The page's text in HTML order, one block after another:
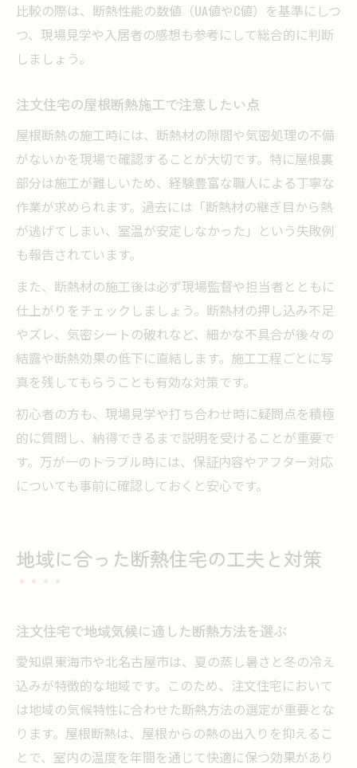
比較の際は、断熱性能の数値（UA値やC値）を基準にしつ
つ、現場見学や入居者の感想も参考にして総合的に判断
しましょう。
注文住宅の屋根断熱施工で注意したい点
屋根断熱の施工時には、断熱材の隙間や気密処理の不備
がないかを現場で確認することが大切です。特に屋根裏
部分は施工が難しいため、経験豊富な職人による丁寧な
作業が求められます。過去には「断熱材の継ぎ目から熱
が逃げてしまい、室温が安定しなかった」という失敗例
も報告されています。
また、断熱材の施工後は必ず現場監督や担当者とともに
仕上がりをチェックしましょう。断熱材の押し込み不足
やズレ、気密シートの破れなど、細かな不具合が後々の
結露や断熱効果の低下に直結します。施工工程ごとに写
真を残してもらうことも有効な対策です。
初心者の方も、現場見学や打ち合わせ時に疑問点を積極
的に質問し、納得できるまで説明を受けることが重要で
す。万が一のトラブル時には、保証内容やアフター対応
についても事前に確認しておくと安心です。
地域に合った断熱住宅の工夫と対策
注文住宅で地域気候に適した断熱方法を選ぶ
愛知県東海市や北名古屋市は、夏の蒸し暑さと冬の冷え
込みが特徴的な地域です。このため、注文住宅において
は地域の気候特性に合わせた断熱方法の選定が重要とな
ります。屋根断熱は、屋根からの熱の出入りを抑えるこ
とで、室内の温度を年間を通じて快適に保つ効果があり